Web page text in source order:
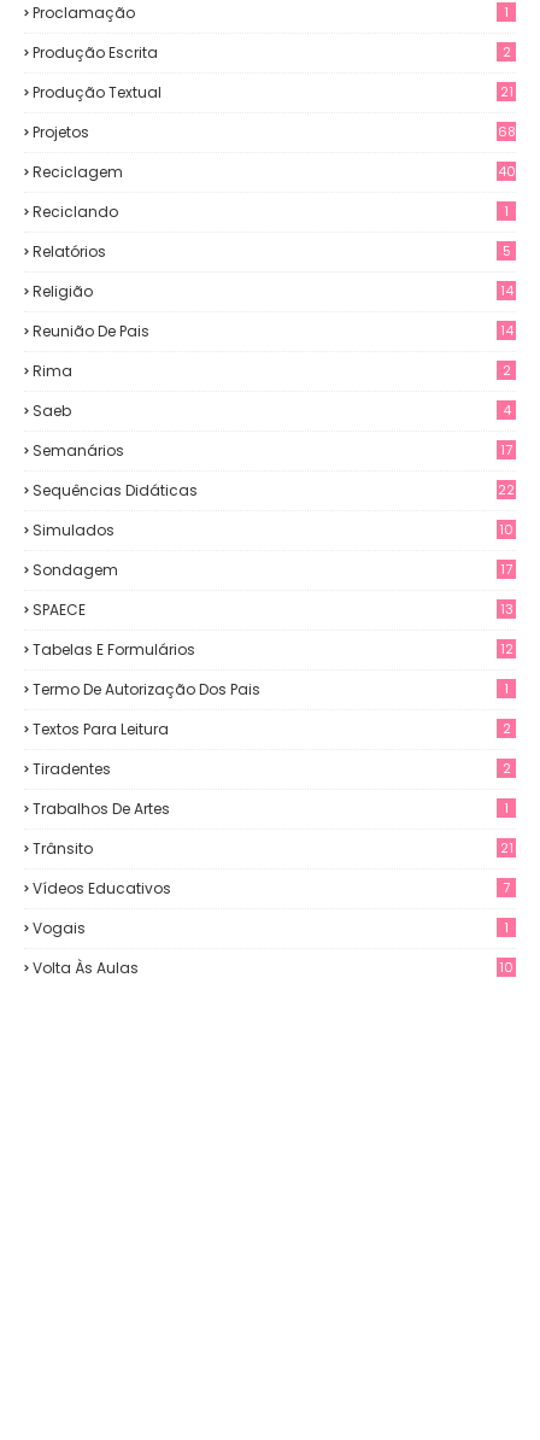
Proclamação 1
Produção Escrita 2
Produção Textual 21
Projetos 68
Reciclagem 40
Reciclando 1
Relatórios 5
Religião 14
Reunião De Pais 14
Rima 2
Saeb 4
Semanários 17
Sequências Didáticas 22
Simulados 10
Sondagem 17
SPAECE 13
Tabelas E Formulários 12
Termo De Autorização Dos Pais 1
Textos Para Leitura 2
Tiradentes 2
Trabalhos De Artes 1
Trânsito 21
Vídeos Educativos 7
Vogais 1
Volta Às Aulas
10